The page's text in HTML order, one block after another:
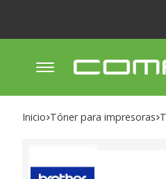
Inicio tóner para impresoras